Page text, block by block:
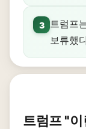
3
트럼프
보류했
트럼프 "